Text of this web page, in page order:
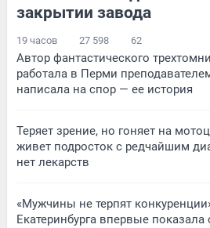
закрытии завода
19 часов 27 598 62
Автор фантастического
работала в Перми
написала на спор — ее история
Теряет зрение, но гоняет на
живет подросток с редчайшим
нет лекарств
«Мужчины не терпят
Екатеринбурга впервые